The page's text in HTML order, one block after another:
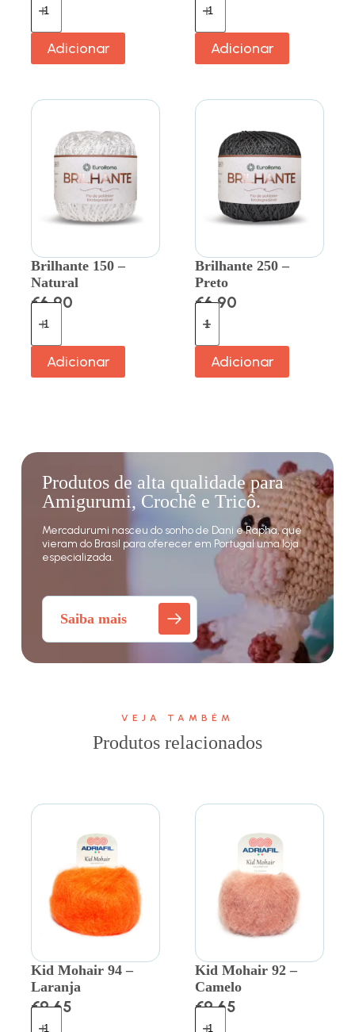
Adicionar Adicionar
Brilhante 150 –
Natural
€6.90
Adicionar
Brilhante 250 –
Preto
€6.90
Adicionar
Produtos de alta qualidade para
Amigurumi, Crochê e Tricô.
Mercadurumi nasceu do sonho de Dani e Rapha, que
vieram do Brasil para oferecer em Portugal uma loja
especializada.
Saiba mais
VEJA TAMBÉM
Produtos relacionados
Kid Mohair 94 –
Laranja
€9.65
Kid Mohair 92 –
Camelo
€9.65